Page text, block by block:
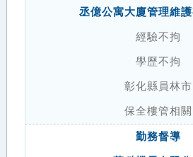
丞億公寓大廈管理維護
經驗不拘
學歷不拘
彰化縣員林市
保全樓管相關
勤務督導